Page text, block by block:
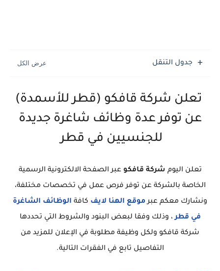
جدول التنقل
تعلن شركة قافكو (قطر للأسمدة)
عن توفر عدة وظائف شاغرة جديدة
للجنسيين في قطر
تعلن اليوم شركة قافكوعبر الصفحة الالكترونية الرسمية
الخاصة بالشركة عن توفر فرص عمل في تخصصات مختلفة،
ونشارك معكم عبرموقع الهنا لايف كافة الوظائف الشاغرة
في قطر ، وذلك وفقا لبعض البنود والشروط التي تحددها
شركة قافكو ولكل وظيفة مطلوبة في الإعلان للمزيد من
التفاصيل تابع في الفقرات التالية.